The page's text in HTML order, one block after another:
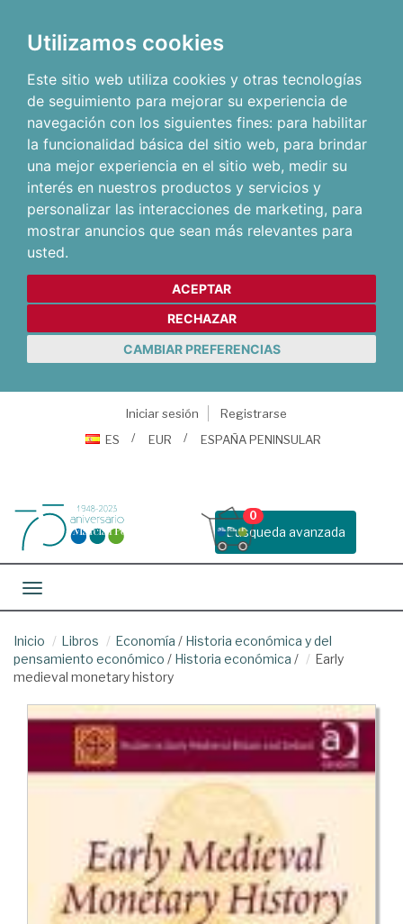
Utilizamos cookies
Este sitio web utiliza cookies y otras tecnologías
de seguimiento para mejorar su experiencia de
navegación con los siguientes fines: para habilitar
la funcionalidad básica del sitio web, para brindar
una mejor experiencia en el sitio web, medir su
interés en nuestros productos y servicios y
personalizar las interacciones de marketing, para
mostrar anuncios que sean más relevantes para
usted.
ACEPTAR
RECHAZAR
CAMBIAR PREFERENCIAS
Iniciar sesión
Registrarse
ES
EUR ESPAÑA PENINSULAR
Busqueda avanzada
0
Toggle navigation
Inicio Libros Economía / Historia económica y del
pensamiento económico / Historia económica /
Early
medieval monetary history